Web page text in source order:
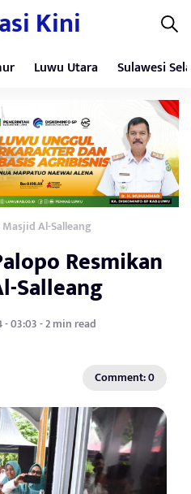
Kini
Luwu Utara Sulawesi
Al-Salleang
Resmikan
Salleang
- 03:03 - 2 min read
Comment: 0